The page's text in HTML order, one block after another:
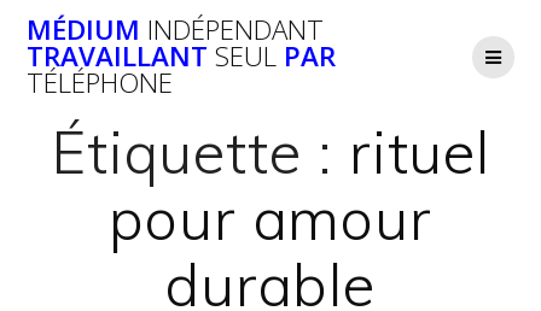
au
contenu
MÉDIUM INDÉPENDANT
TRAVAILLANT SEUL PAR
TÉLÉPHONE
Étiquette : rituel
pour amour
durable